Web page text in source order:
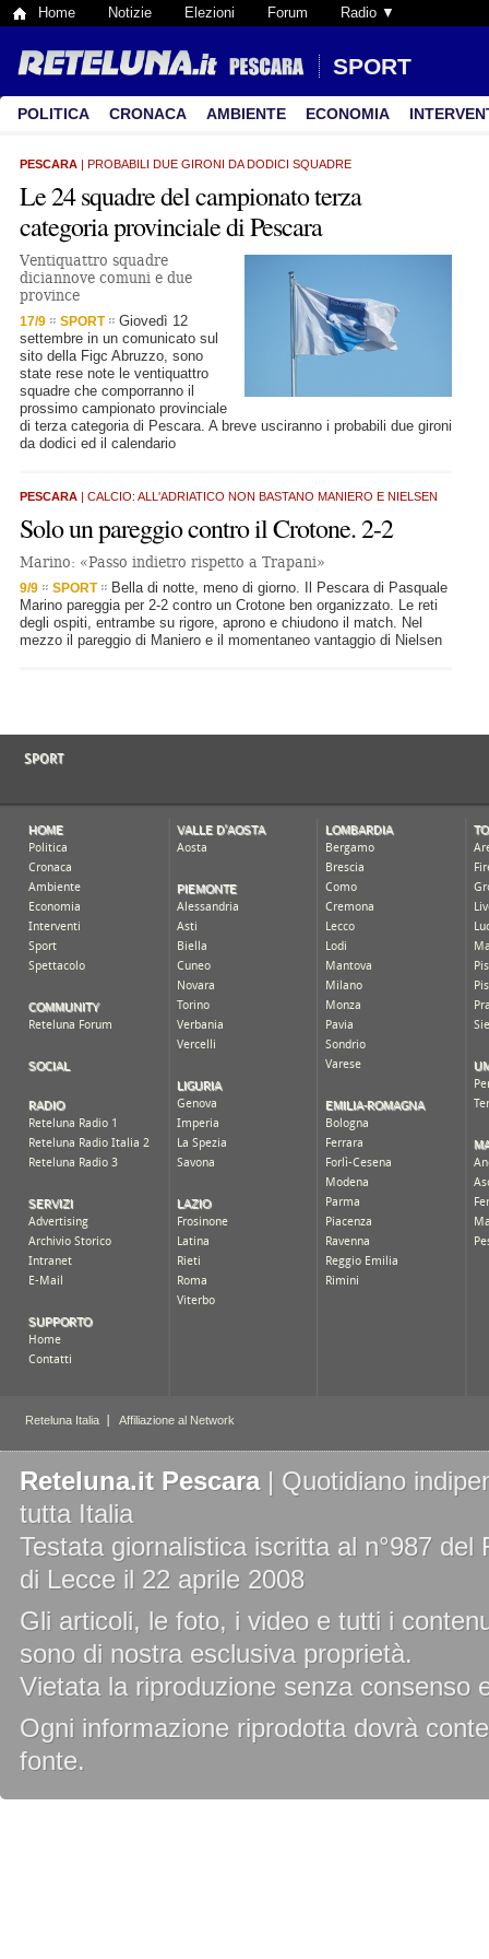
Home Notizie Elezioni Forum Radio ▼
SPORT
POLITICA CRONACA AMBIENTE ECONOMIA
PESCARA | PROBABILI DUE GIRONI DA DODICI SQUADRE
Le 24 squadre del campionato terza
categoria provinciale di Pescara
Ventiquattro squadre
diciannove comuni e due
province
17/9 SPORT
Giovedì 12
settembre in un comunicato sul
sito della Figc Abruzzo, sono
state rese note le ventiquattro
squadre che comporranno il
prossimo campionato provinciale
di terza categoria di Pescara. A breve usciranno i probabili due gironi
da dodici ed il calendario
PESCARA | CALCIO: ALL'ADRIATICO NON BASTANO MANIERO E NIELSEN
Solo un pareggio contro il Crotone. 2-2
Marino: «Passo indietro rispetto a Trapani»
9/9 SPORT
Bella di notte, meno di giorno. Il Pescara di Pasquale
Marino pareggia per 2-2 contro un Crotone ben organizzato. Le reti
degli ospiti, entrambe su rigore, aprono e chiudono il match. Nel
mezzo il pareggio di Maniero e il momentaneo vantaggio di Nielsen
Reteluna.it Pescara| Quotidiano
tutta Italia
Testata giornalistica iscritta al n°987
di Lecce il 22 aprile 2008
Gli articoli, le foto, i video e tutti i
sono di nostra esclusiva proprietà.
Vietata la riproduzione senza consenso
Ogni informazione riprodotta dovrà
fonte.